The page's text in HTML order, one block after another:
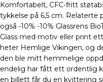
Komfortabelt, CFC-fritt
tykkelse på 6,5 cm. Relaterte
også -10% -10% Glassrens
Glass med motiv eller print
heter Hemlige Vikingen, og
den ble mitt hemmelige
endelig har fått ett ordentlig
en billett får du en kvittering